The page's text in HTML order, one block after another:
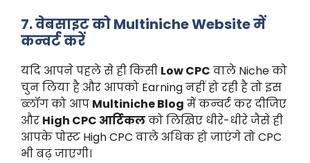
7. वेबसाइट को Multiniche Website में
कन्वर्ट करें
यदि आपने पहले से ही किसी Low CPC वाले Niche को
चुन लिया है और आपको Earning नहीं हो रही है तो इस
ब्लॉग को आप Multiniche Blog में कन्वर्ट कर दीजिए
और High CPC आर्टिकलको लिखिए धीरे-धीरे जैसे ही
आपके पोस्ट High CPC वाले अधिक हो जाएंगे तो CPC
भी बढ़ जाएगी।